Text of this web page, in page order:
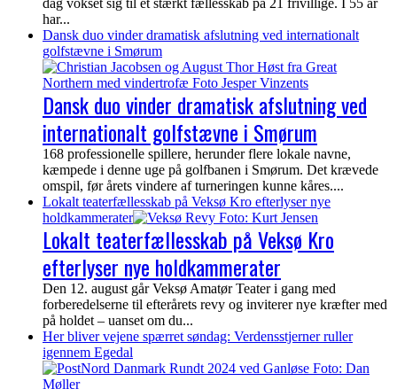
dag vokset sig til et stærkt fællesskab på 21 frivillige. I 55 år
har...
Dansk duo vinder dramatisk afslutning ved internationalt
golfstævne i Smørum
Dansk duo vinder dramatisk afslutning ved
internationalt golfstævne i Smørum
168 professionelle spillere, herunder flere lokale navne,
kæmpede i denne uge på golfbanen i Smørum. Det krævede
omspil, før årets vindere af turneringen kunne kåres....
Lokalt teaterfællesskab på Veksø Kro efterlyser nye
holdkammerater
Lokalt teaterfællesskab på Veksø Kro
efterlyser nye holdkammerater
Den 12. august går Veksø Amatør Teater i gang med
forberedelserne til efterårets revy og inviterer nye kræfter med
på holdet – uanset om du...
Her bliver vejene spærret søndag: Verdensstjerner ruller
igennem Egedal